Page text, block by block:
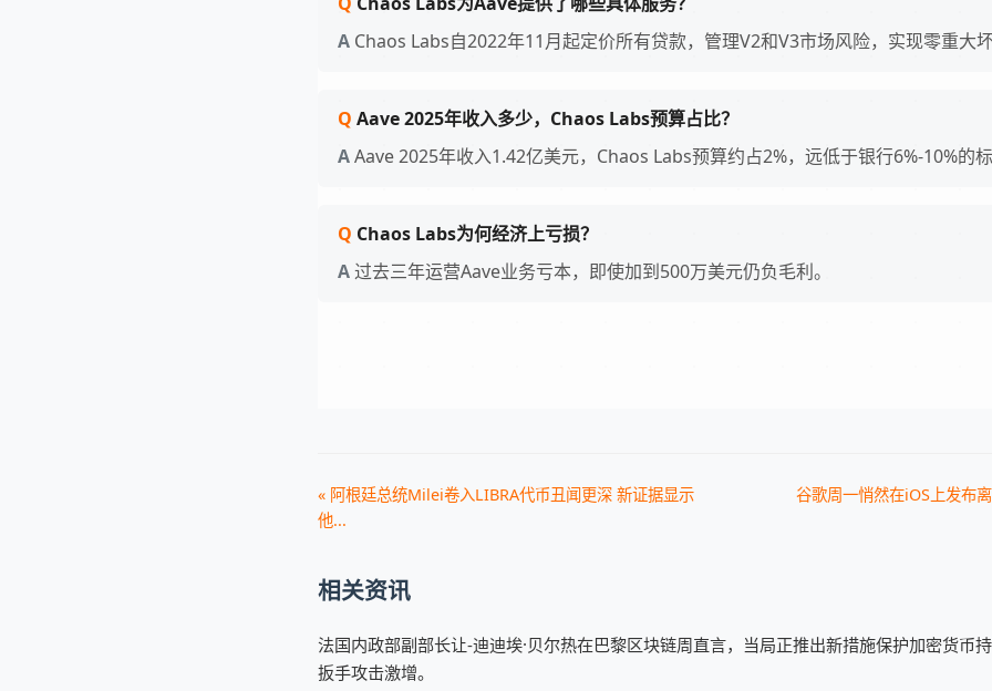
Chaos Labs自2022年11月起定价所有贷款，管理V2和V3市场风险，实现零重大坏
Aave 2025年收入多少，Chaos Labs预算占比？
Aave 2025年收入1.42亿美元，Chaos Labs预算约占2%，远低于银行6%-10%的标
Chaos Labs为何经济上亏损？
过去三年运营Aave业务亏本，即使加到500万美元仍负毛利。
« 阿根廷总统Milei卷入LIBRA代币丑闻更深 新证据显示
他...
谷歌周一悄然在iOS上发布
相关资讯
法国内政部副部长让-迪迪埃·贝尔热在巴黎区块链周直言，当局正推出新措施保护加密货币
扳手攻击激增。